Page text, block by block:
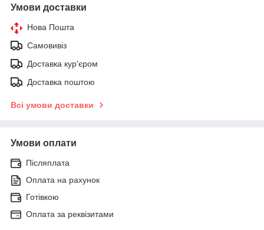
Умови доставки
Нова Пошта
Самовивіз
Доставка кур'єром
Доставка поштою
Всі умови доставки
Умови оплати
Післяплата
Оплата на рахунок
Готівкою
Оплата за реквізитами